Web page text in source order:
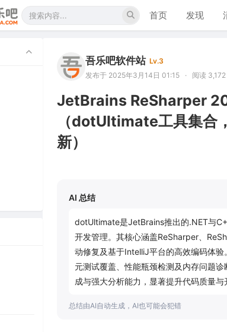
首页 发现
吾乐吧软件站 Lv.3
发布于 2025年3月14日 01:15
· 阅读 3,172
JetBrains ReSharper
（dotUltimate工具集合
新）
AI 总结
dotUltimate是JetBrains推出的.NET与
开发管理。其核心涵盖ReSharper、
动修复及基于IntelliJ平台的高效编码体
元测试覆盖、性能瓶颈检测及内存问题
成与强大分析能力，显著提升代码质量
总结由AI自动生成，AI也可能会犯错